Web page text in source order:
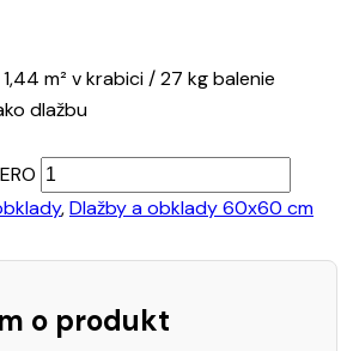
m² v krabici / 27 kg balenie
dlažbu
,Dlažby a obklady 60x60 cm
o produkt